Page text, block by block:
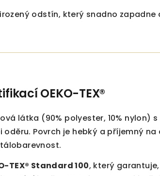
odstín, který snadno
OEKO-TEX®
látka (90% polyester, 10%
oděru. Povrch je hebký a příjemný
TEX® Standard 100, který